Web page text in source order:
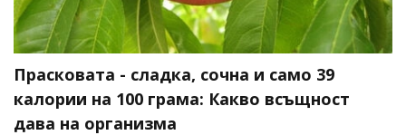
Прасковата - сладка, сочна и само 39
калории на 100 грама: Какво всъщност
дава на организма